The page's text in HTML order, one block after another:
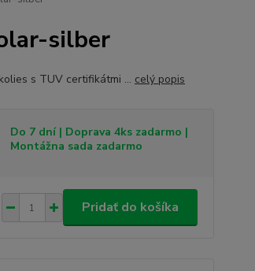
silber
s TUV certifikátmi ... celý popis
Do 7 dní | Doprava 4ks zadarmo |
Montážna sada zadarmo
Pridať do košíka